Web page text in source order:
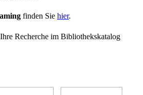
finden Sie hier.
Recherche im Bibliothekskatalog